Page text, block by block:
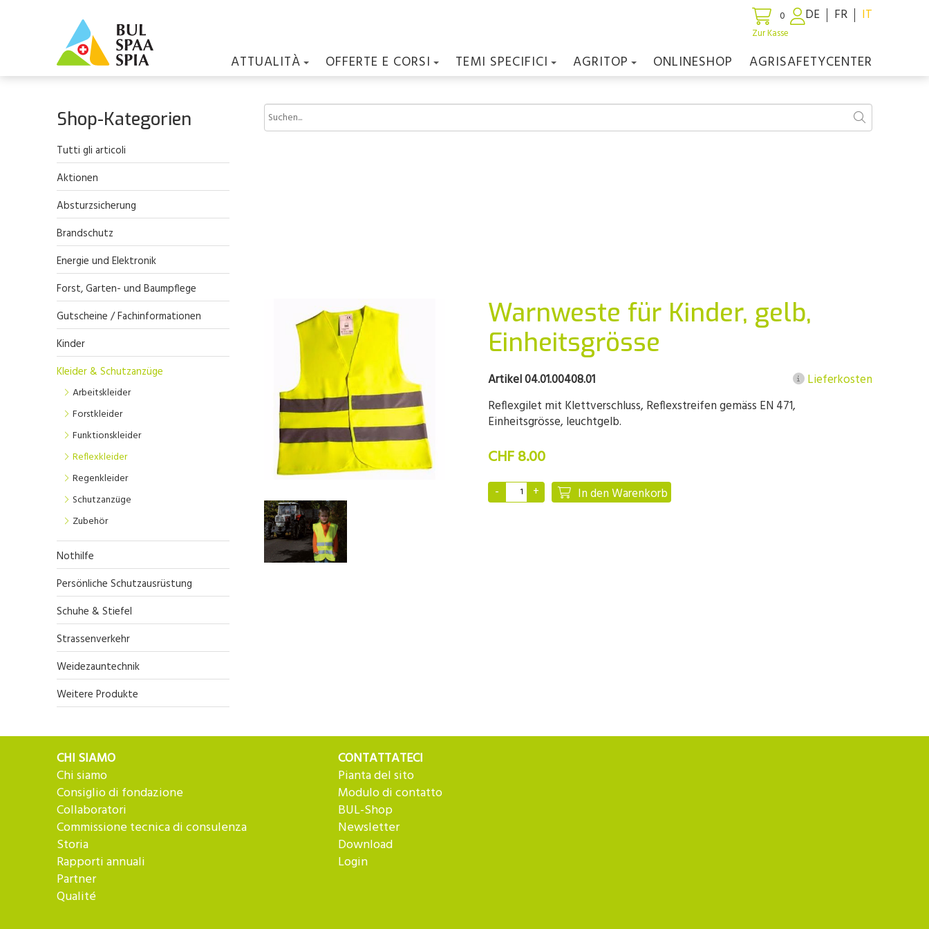
0
Zur Kasse
DE FR IT
ATTUALITÀ OFFERTE E CORSI TEMI SPECIFICI AGRITOP ONLINESHOP AGRISAFETYCENTER
Shop-Kategorien
Tutti gli articoli
Aktionen
Absturzsicherung
Brandschutz
Energie und Elektronik
Forst, Garten- und Baumpflege
Gutscheine / Fachinformationen
Kinder
Kleider & Schutzanzüge
Arbeitskleider
Forstkleider
Funktionskleider
Reflexkleider
Regenkleider
Schutzanzüge
Zubehör
Nothilfe
Persönliche Schutzausrüstung
Schuhe & Stiefel
Strassenverkehr
Weidezauntechnik
Weitere Produkte
Warnweste für Kinder, gelb,
Einheitsgrösse
Artikel 04.01.00408.01
Lieferkosten
Reflexgilet mit Klettverschluss, Reflexstreifen gemäss EN 471,
Einheitsgrösse, leuchtgelb.
CHF 8.00
In den Warenkorb
CHI SIAMO
Chi siamo
Consiglio di fondazione
Collaboratori
Commissione tecnica di consulenza
Storia
Rapporti annuali
Partner
Qualité
CONTATTATECI
Pianta del sito
Modulo di contatto
BUL-Shop
Newsletter
Download
Login